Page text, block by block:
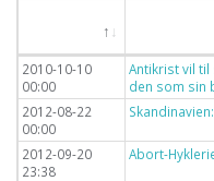
2010-10-10
00:00
Antikrist vil
den som sin
2012-08-22
00:00
2012-09-20
23:38
Abort-